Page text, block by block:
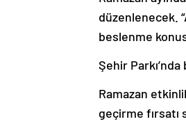
düzenlenecek.
beslenme
Şehir
Ramazan
geçirme fırsatı